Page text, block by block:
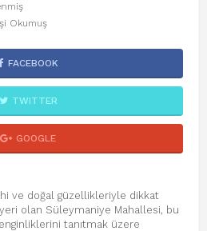
Okumuş
FACEBOOK
TWITTER
GOOGLE
ve doğal güzellikleriyle dikkat
olan Süleymaniye Mahallesi, bu
tanıtmak üzere